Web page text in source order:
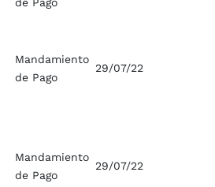
Mandamiento
de Pago
29/07/22
Mandamiento
de Pago
29/07/22